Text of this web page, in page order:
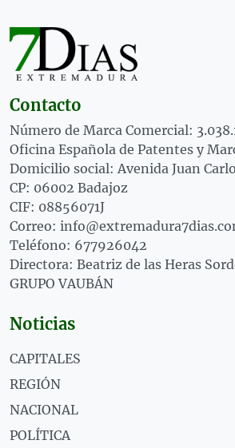
Contacto
Número de Marca Comercial:
Oficina Española de Patentes y
Domicilio social: Avenida Juan
CP: 06002 Badajoz
CIF: 08856071J
Correo:
Teléfono: 677926042
Directora: Beatriz de las Heras
GRUPO VAUBÁN
Noticias
CAPITALES
REGIÓN
NACIONAL
POLÍTICA